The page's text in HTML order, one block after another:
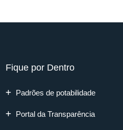
Fique por Dentro
Padrões de potabilidade
Portal da Transparência